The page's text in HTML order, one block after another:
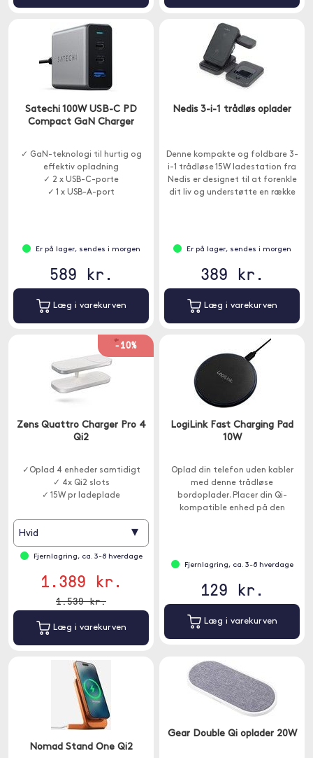
Satechi 100W USB-C PD
Compact GaN Charger
✓ GaN-teknologi til hurtig og
effektiv opladning
✓ 2 x USB-C-porte
✓ 1 x USB-A-port
Er på lager, sendes i morgen
589 kr.
Læg i varekurven
Nedis 3-i-1 trådløs oplader
Denne kompakte og foldbare 3-
i-1 trådløse 15W ladestation fra
Nedis er designet til at forenkle
dit liv og understøtte en række
Er på lager, sendes i morgen
389 kr.
Læg i varekurven
-10%
Zens Quattro Charger Pro 4
Qi2
✓Oplad 4 enheder samtidigt
✓ 4x Qi2 slots
✓ 15W pr ladeplade
Hvid ▾
Fjernlagring, ca. 3-8 hverdage
1.389 kr.
1.539 kr.
Læg i varekurven
LogiLink Fast Charging Pad
10W
Oplad din telefon uden kabler
med denne trådløse
bordoplader. Placer din Qi-
kompatible enhed på den
Fjernlagring, ca. 3-8 hverdage
129 kr.
Læg i varekurven
Nomad Stand One Qi2
Gear Double Qi oplader 20W